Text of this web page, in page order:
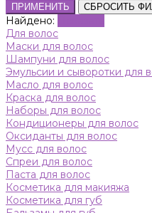
ПРИМЕНИТЬ СБРОСИТЬ
Найдено:
Для волос
Маски для волос
Шампуни для волос
Эмульсии и сыворотки для
Масло для волос
Краска для волос
Наборы для волос
Кондиционеры для волос
Оксиданты для волос
Мусс для волос
Спреи для волос
Паста для волос
Косметика для макияжа
Косметика для губ